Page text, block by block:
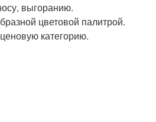
выгоранию.
цветовой палитрой.
категорию.